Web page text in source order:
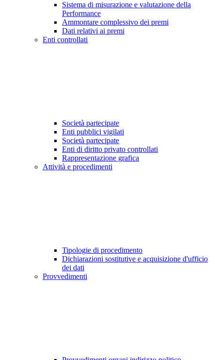
Sistema di misurazione e valutazione della
Performance
Ammontare complessivo dei premi
Dati relativi ai premi
Enti controllati
Società partecipate
Enti pubblici vigilati
Società partecipate
Enti di diritto privato controllati
Rappresentazione grafica
Attività e procedimenti
Tipologie di procedimento
Dichiarazioni sostitutive e acquisizione d'ufficio
dei dati
Provvedimenti